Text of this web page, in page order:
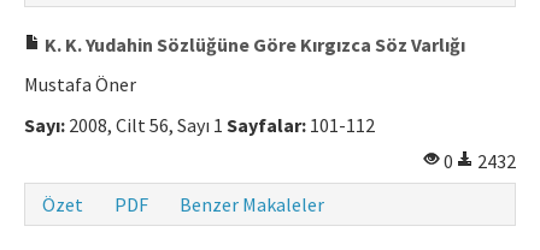
K. K. Yudahin Sözlüğüne Göre Kırgızca Söz Varlığı
Mustafa Öner
Sayı: 2008, Cilt 56, Sayı 1 Sayfalar: 101-112
0
2432
Özet
PDF Benzer Makaleler